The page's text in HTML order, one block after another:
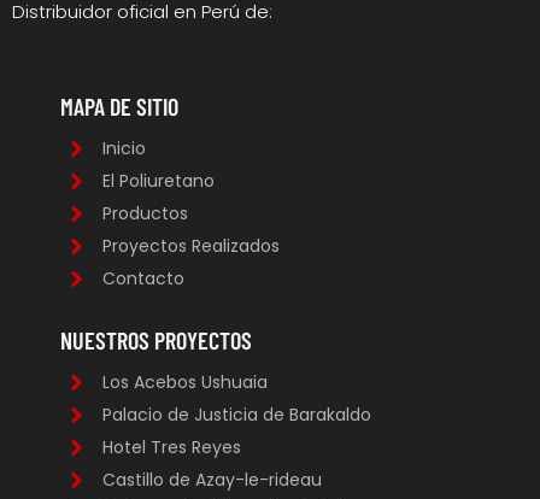
Distribuidor oficial en Perú de:
MAPA DE SITIO
Inicio
El Poliuretano
Productos
Proyectos Realizados
Contacto
NUESTROS PROYECTOS
Los Acebos Ushuaia
Palacio de Justicia de Barakaldo
Hotel Tres Reyes
Castillo de Azay-le-rideau